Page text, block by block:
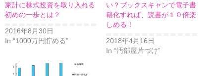
家計に株式投資を取り入れる
初めの一歩とは？
2016年8月30日
In “1000万円貯める”
い？ブックスキャンで電子書
籍化すれば、読書が１０倍楽
しめる！
2018年4月16日
In “汚部屋片づけ”